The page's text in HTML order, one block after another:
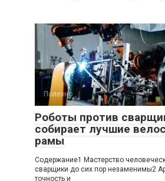
Полезно
Роботы против
собирает лучшие
рамы
Содержание1 Мастерство
сварщики до сих пор незаменимы2
точность и